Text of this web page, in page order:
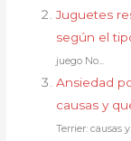
Juguetes
según el
juego No...
Ansiedad
causas y
Terrier: causas